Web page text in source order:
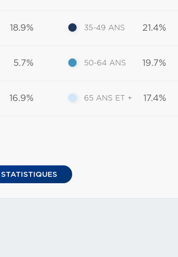
18.9%
5.7%
16.9%
35-49 ANS 21.4%
50-64 ANS 19.7%
65 ANS ET + 17.4%